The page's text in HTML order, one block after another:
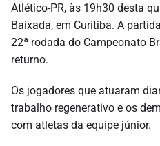
Atlético-PR, às 19h30 desta
Baixada, em Curitiba. A
22ª rodada do Campeonato
returno.
Os jogadores que atuaram
trabalho regenerativo e os
com atletas da equipe júnior.